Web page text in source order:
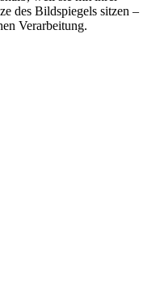
des Bildspiegels sitzen –
Verarbeitung.